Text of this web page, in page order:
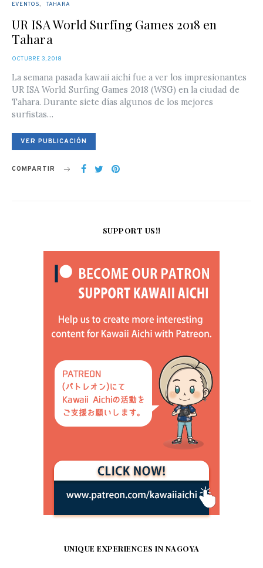
EVENTOS TAHARA
UR ISA World Surfing Games 2018 en
Tahara
POSTED
OCTUBRE 3, 2018
La semana pasada kawaii aichi fue a ver los impresionantes
UR ISA World Surfing Games 2018 (WSG) en la ciudad de
Tahara. Durante siete días algunos de los mejores
surfistas…
VER PUBLICACIÓN
COMPARTIR
SUPPORT US!!
UNIQUE EXPERIENCES IN NAGOYA